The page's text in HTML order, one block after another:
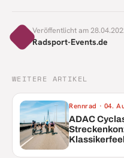
Veröffentlicht am
Radsport-Events.de
WEITERE ARTIKEL
Rennrad · 04.
ADAC